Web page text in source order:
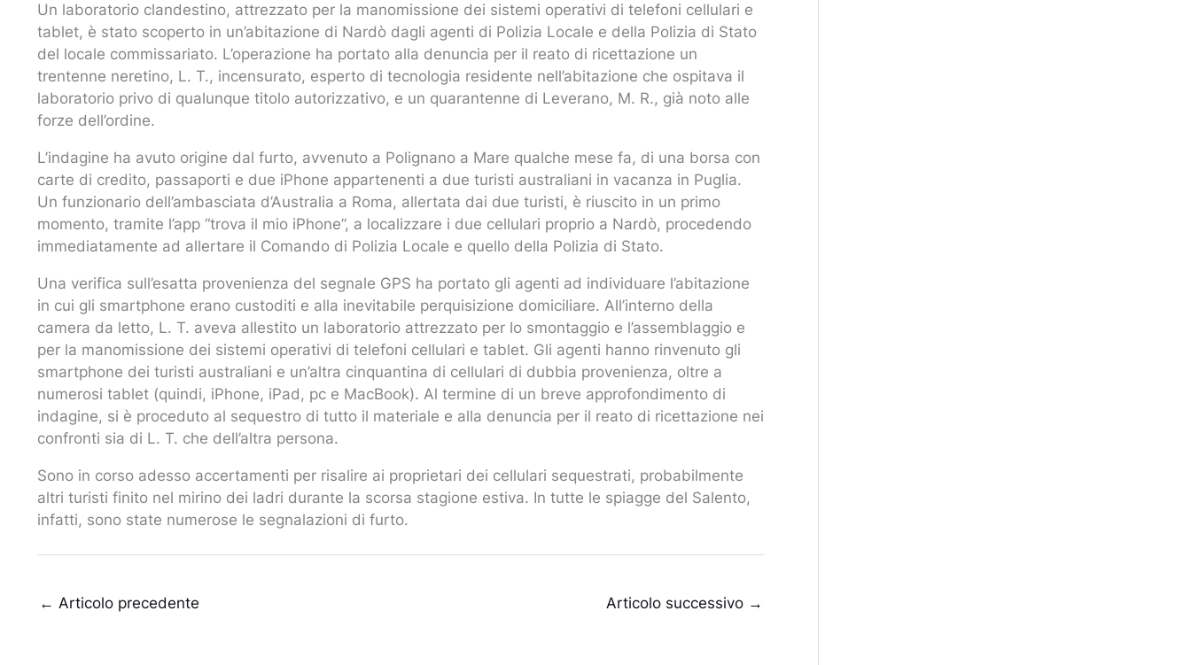
Un laboratorio clandestino, attrezzato per la manomissione dei sistemi operativi di telefoni cellulari e
tablet, è stato scoperto in un’abitazione di Nardò dagli agenti di Polizia Locale e della Polizia di Stato
del locale commissariato. L’operazione ha portato alla denuncia per il reato di ricettazione un
trentenne neretino, L. T., incensurato, esperto di tecnologia residente nell’abitazione che ospitava il
laboratorio privo di qualunque titolo autorizzativo, e un quarantenne di Leverano, M. R., già noto alle
forze dell’ordine.
L’indagine ha avuto origine dal furto, avvenuto a Polignano a Mare qualche mese fa, di una borsa con
carte di credito, passaporti e due iPhone appartenenti a due turisti australiani in vacanza in Puglia.
Un funzionario dell’ambasciata d’Australia a Roma, allertata dai due turisti, è riuscito in un primo
momento, tramite l’app “trova il mio iPhone”, a localizzare i due cellulari proprio a Nardò, procedendo
immediatamente ad allertare il Comando di Polizia Locale e quello della Polizia di Stato.
Una verifica sull’esatta provenienza del segnale GPS ha portato gli agenti ad individuare l’abitazione
in cui gli smartphone erano custoditi e alla inevitabile perquisizione domiciliare. All’interno della
camera da letto, L. T. aveva allestito un laboratorio attrezzato per lo smontaggio e l’assemblaggio e
per la manomissione dei sistemi operativi di telefoni cellulari e tablet. Gli agenti hanno rinvenuto gli
smartphone dei turisti australiani e un’altra cinquantina di cellulari di dubbia provenienza, oltre a
numerosi tablet (quindi, iPhone, iPad, pc e MacBook). Al termine di un breve approfondimento di
indagine, si è proceduto al sequestro di tutto il materiale e alla denuncia per il reato di ricettazione nei
confronti sia di L. T. che dell’altra persona.
Sono in corso adesso accertamenti per risalire ai proprietari dei cellulari sequestrati, probabilmente
altri turisti finito nel mirino dei ladri durante la scorsa stagione estiva. In tutte le spiagge del Salento,
infatti, sono state numerose le segnalazioni di furto.
← Articolo precedente Articolo successivo →